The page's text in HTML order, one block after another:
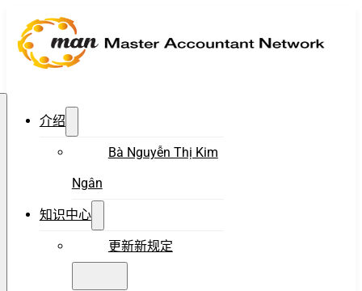
介绍
Bà Nguyễn Thị Kim
Ngân
知识中心
更新新规定